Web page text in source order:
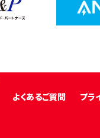
よくあるご質問 プラ